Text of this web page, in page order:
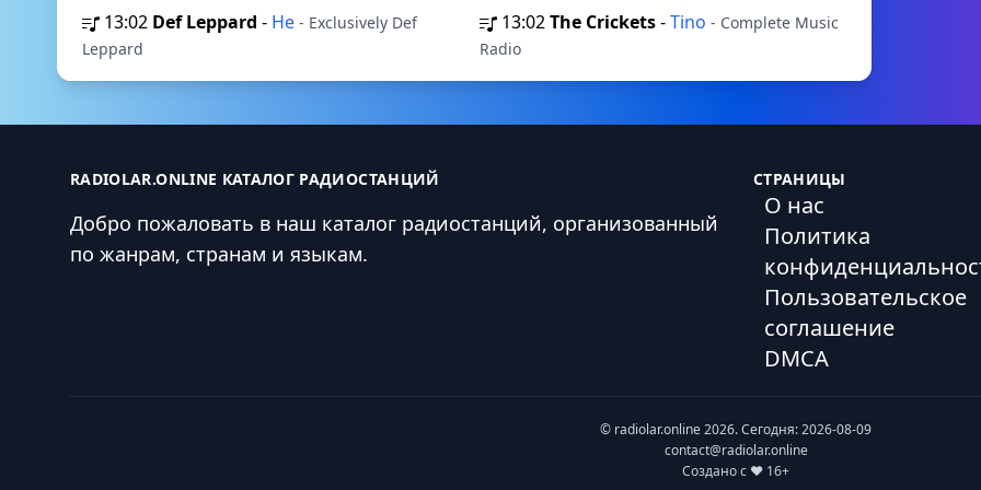
13:02 Def Leppard - He - Exclusively Def
Leppard
13:02The Crickets-Tino - Complete Music
Radio
RADIOLAR.ONLINE КАТАЛОГ РАДИОСТАНЦИЙ
Добро пожаловать в наш каталог радиостанций, организованный
по жанрам, странам и языкам.
СТРАНИЦЫ
О нас
Политика
Пользовательское
соглашение
DMCA
© radiolar.online 2026. Сегодня: 2026-08-09
contact@radiolar.online
Создано с ❤️ 16+